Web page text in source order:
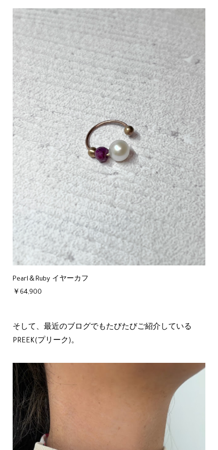
Pearl＆Ruby イヤーカフ
￥64,900
そして、最近のブログでもたびたびご紹介している
PREEK(プリーク)。